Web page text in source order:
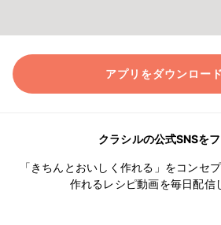
アプリをダウンロー
クラシルの公式SNSを
「きちんとおいしく作れる」をコンセ
作れるレシピ動画を毎日配信